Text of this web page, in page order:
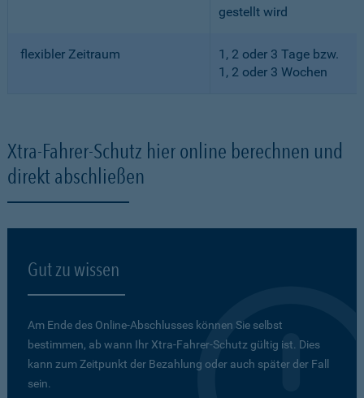
gestellt wird
flexibler Zeitraum
1, 2 oder 3 Tage bzw.
1, 2 oder 3 Wochen
Xtra-Fahrer-Schutz hier online berechnen und
direkt abschließen
Gut zu wissen
Am Ende des Online-Abschlusses können Sie selbst
bestimmen, ab wann Ihr Xtra-Fahrer-Schutz gültig ist. Dies
kann zum Zeitpunkt der Bezahlung oder auch später der Fall
sein.